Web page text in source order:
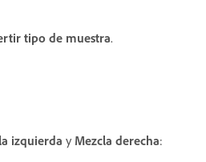
tipo de muestra.
izquierda y Mezcla derecha: